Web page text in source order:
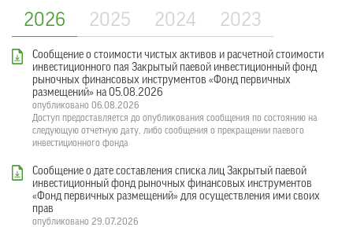
2026 2025 2024 2023
Сообщение о стоимости чистых активов и расчетной стоимости
инвестиционного пая Закрытый паевой инвестиционный фонд
рыночных финансовых инструментов «Фонд первичных
размещений» на 05.08.2026
опубликовано 06.08.2026
Доступ предоставляется до опубликования сообщения по состоянию на
следующую отчетную дату, либо сообщения о прекращении паевого
инвестиционного фонда
Сообщение о дате составления списка лиц Закрытый паевой
инвестиционный фонд рыночных финансовых инструментов
«Фонд первичных размещений» для осуществления ими своих
прав
опубликовано 29.07.2026